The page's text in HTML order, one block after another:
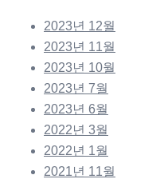
2023년 12월
2023년 11월
2023년 10월
2023년 7월
2023년 6월
2022년 3월
2022년 1월
2021년 11월